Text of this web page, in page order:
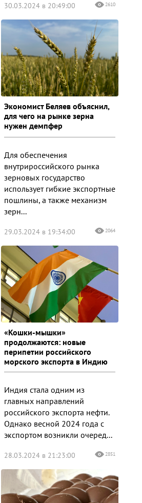
30.03.2024 в 20:49:00 2610
Экономист Беляев объяснил,
для чего на рынке зерна
нужен демпфер
Для обеспечения
внутрироссийского рынка
зерновых государство
использует гибкие экспортные
пошлины, а также механизм
зерн...
29.03.2024 в 19:34:00 2064
«Кошки-мышки»
продолжаются: новые
перипетии российского
морского экспорта в Индию
Индия стала одним из
главных направлений
российского экспорта нефти.
Однако весной 2024 года с
экспортом возникли очеред...
28.03.2024 в 21:23:00 2851